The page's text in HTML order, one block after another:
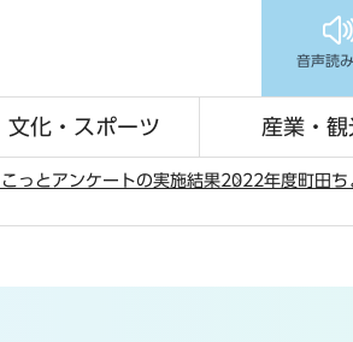
音声読
文化・スポーツ 産業・観
っとアンケートの実施結果2022年度町田ち